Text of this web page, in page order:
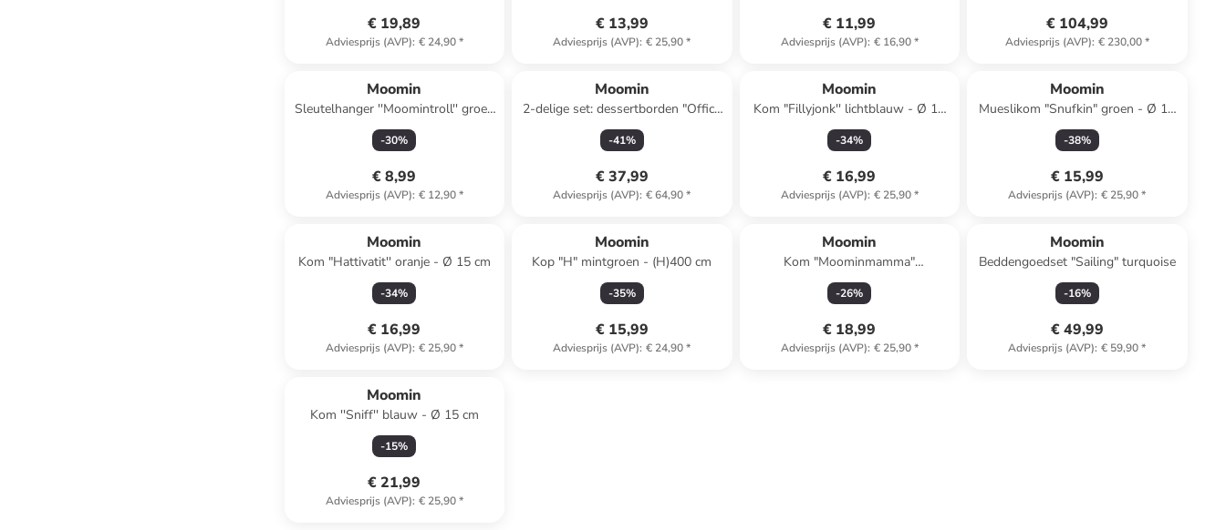
€ 19,89
Adviesprijs (AVP): € 24,90*
€ 13,99
Adviesprijs (AVP): € 25,90*
€ 11,99
Adviesprijs (AVP): € 16,90*
€ 104,99
Adviesprijs (AVP): € 230,00*
Moomin
Sleutelhanger ''Moomintroll'' groen
- (L)12 cm
-30%
€ 8,99
Adviesprijs (AVP): € 12,90*
Moomin
2-delige set: dessertborden "Office
& Winternight" geel/donkerblauw -
Ø 19 cm
-41%
€ 37,99
Adviesprijs (AVP): € 64,90*
Moomin
Kom "Fillyjonk'' lichtblauw - Ø 15
cm
-34%
€ 16,99
Adviesprijs (AVP): € 25,90*
Moomin
Mueslikom "Snufkin" groen - Ø 15
cm
-38%
€ 15,99
Adviesprijs (AVP): € 25,90*
Moomin
Kom "Hattivatit'' oranje - Ø 15 cm
-34%
€ 16,99
Adviesprijs (AVP): € 25,90*
Moomin
Kop "H" mintgroen - (H)400 cm
-35%
€ 15,99
Adviesprijs (AVP): € 24,90*
Moomin
Kom "Moominmamma"
abrikooskleurig - Ø 15 cm
-26%
€ 18,99
Adviesprijs (AVP): € 25,90*
Moomin
Beddengoedset "Sailing" turquoise
-16%
€ 49,99
Adviesprijs (AVP): € 59,90*
Moomin
Kom ''Sniff'' blauw - Ø 15 cm
-15%
€ 21,99
Adviesprijs (AVP): € 25,90*